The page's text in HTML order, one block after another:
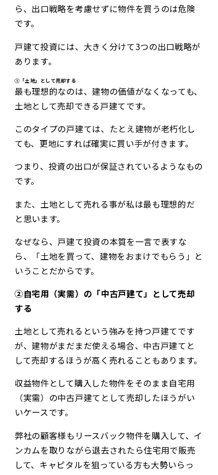
ら、出口戦略を考慮せずに物件を買うのは危険
です。
戸建て投資には、大きく分けて3つの出口戦略が
あります。
①「土地」として売却する
最も理想的なのは、建物の価値がなくなっても、
土地として売却できる戸建てです。
このタイプの戸建ては、たとえ建物が老朽化し
ても、更地にすれば確実に買い手が付きます。
つまり、投資の出口が保証されているようなもの
です。
また、土地として売れる事が私は最も理想的だ
と思います。
なぜなら、戸建て投資の本質を一言で表すな
ら、「土地を買って、建物をおまけでもらう」と
いうことだからです。
②自宅用（実需）の「中古戸建て」として売却
する
土地として売れるという強みを持つ戸建てです
が、建物がまだまだ使える場合、中古戸建てと
して売却するほうが高く売れることもあります。
収益物件として購入した物件をそのまま自宅用
（実需）の中古戸建てとして売却したほうがい
いケースです。
弊社の顧客様もリースバック物件を購入して、イ
ンカムを取りながら退去されたら住宅用で販売
して、キャピタルを狙っている方も大勢いらっ